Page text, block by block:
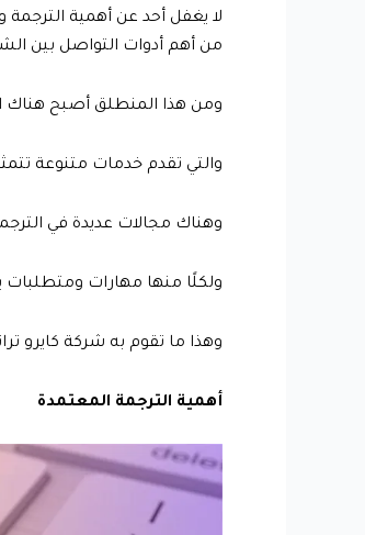
لا يغفل أحد عن أهمية الترجمة
من أهم أدوات التواصل بين
ومن هذا المنطلق أصبح هناك
والتي تقدم خدمات متنوعة
وهناك مجالات عديدة في
ولكلًا منها مهارات ومتطلبات
وهذا ما تقوم به شركة كايرو
أهمية الترجمة المعتمدة